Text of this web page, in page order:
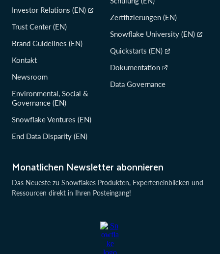
Monatlichen Newsletter abonnieren
Das Neueste zu Snowflakes Produkten, Experteneinblicken und
Ressourcen direkt in Ihren Posteingang!
Investor Relations (EN)
Trust Center (EN)
Brand Guidelines (EN)
Kontakt
Newsroom
Environmental, Social &
Governance (EN)
Snowflake Ventures (EN)
End Data Disparity (EN)
Zertifizierungen (EN)
Snowflake University (EN)
Quickstarts (EN)
Dokumentation
Data Governance